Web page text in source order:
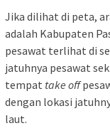
Jika dilihat di peta,
adalah Kabupaten
pesawat terlihat di
jatuhnya pesawat
tempat take off
dengan lokasi
laut.